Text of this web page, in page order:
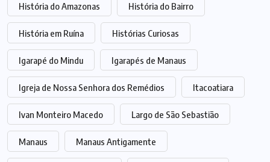
História do Amazonas História do Bairro
História em Ruína Histórias Curiosas
Igarapé do Mindu Igarapés de Manaus
Igreja de Nossa Senhora dos Remédios Itacoatiara
Ivan Monteiro Macedo Largo de São Sebastião
Manaus Manaus Antigamente